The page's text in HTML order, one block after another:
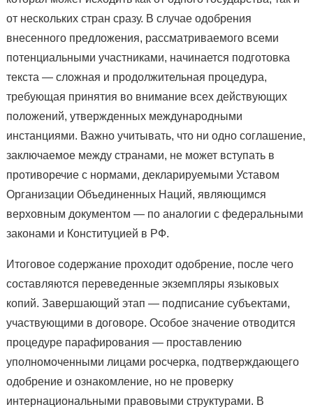
от нескольких стран сразу. В случае одобрения
внесенного предложения, рассматриваемого всеми
потенциальными участниками, начинается подготовка
текста — сложная и продолжительная процедура,
требующая принятия во внимание всех действующих
положений, утвержденных международными
инстанциями. Важно учитывать, что ни одно соглашение,
заключаемое между странами, не может вступать в
противоречие с нормами, декларируемыми Уставом
Организации Объединенных Наций, являющимся
верховным документом — по аналогии с федеральными
законами и Конституцией в РФ.
Итоговое содержание проходит одобрение, после чего
составляются переведенные экземпляры языковых
копий. Завершающий этап — подписание субъектами,
участвующими в договоре. Особое значение отводится
процедуре парафирования — проставлению
уполномоченными лицами росчерка, подтверждающего
одобрение и ознакомление, но не проверку
интернациональными правовыми структурами. В